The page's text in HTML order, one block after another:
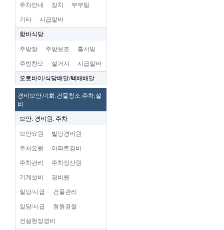
주차안내 장치 부부팀
기타 시급알바
함바식당
주방장 주방보조 홀서빙
주방찬모 설거지 시급알바
오토바이/식당배달/택배배달
경비보안.미화.건물청소.주차.설
비
보안. 경비원. 주차
보안요원 빌딩경비원
주차요원 아파트경비
주차관리 주차정산원
기계설비 경비원
일당/시급 건물관리
일당/시급 청원경찰
건설현장경비